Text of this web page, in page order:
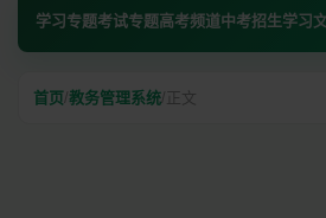
学习专题考试专题高考频道中考招生学习
首页/教务管理系统/ 正文